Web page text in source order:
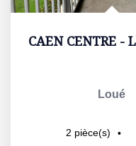
Loué
2 pièce(s)